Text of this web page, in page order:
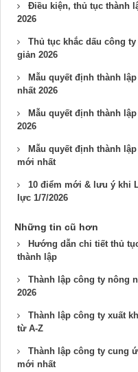
Điều kiện, thủ tục thành
2026
Thủ tục khắc dấu công
giản 2026
Mẫu quyết định thành
nhất 2026
Mẫu quyết định thành
2026
Mẫu quyết định thành
mới nhất
10 điểm mới & lưu ý khi
lực 1/7/2026
Những tin cũ hơn
Hướng dẫn chi tiết thủ
thành lập
Thành lập công ty nông
2026
Thành lập công ty xuất
từ A-Z
Thành lập công ty cung
mới nhất